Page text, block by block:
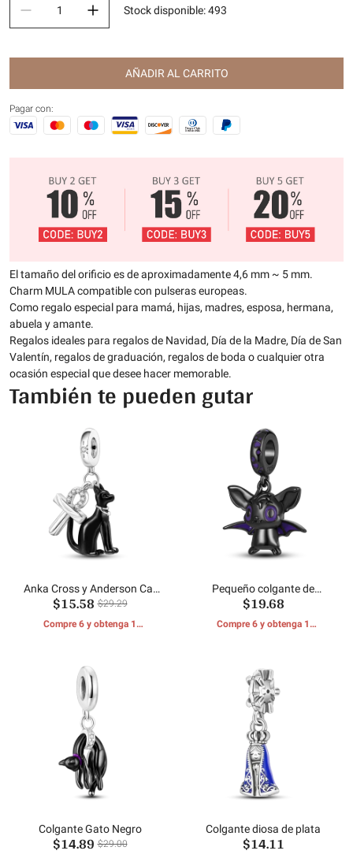
Stock disponible:493
AÑADIR AL CARRITO
Pagar con:
El tamaño del orificio es de aproximadamente 4,6 mm ~ 5 mm.
Charm MULA compatible con pulseras europeas.
Como regalo especial para mamá, hijas, madres, esposa, hermana,
abuela y amante.
Regalos ideales para regalos de Navidad, Día de la Madre, Día de San
Valentín, regalos de graduación, regalos de boda o cualquier otra
ocasión especial que desee hacer memorable.
También te pueden gutar
Anka Cross y Anderson Cat
cuelgan
$15.58 $29.29
Compre 6 y obtenga 1
Pequeño colgante de
murciélago negro
$19.68
Compre 6 y obtenga 1
Colgante Gato Negro
$14.89 $29.00
Colgante diosa de plata
$14.11